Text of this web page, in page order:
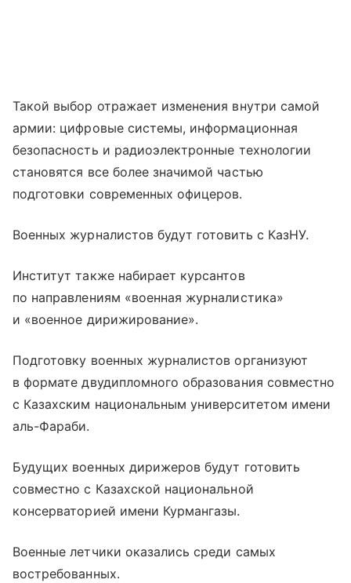
Такой выбор отражает изменения внутри самой
армии: цифровые системы, информационная
безопасность и радиоэлектронные технологии
становятся все более значимой частью
подготовки современных офицеров.
Военных журналистов будут готовить с КазНУ.
Институт также набирает курсантов
по направлениям «военная журналистика»
и «военное дирижирование».
Подготовку военных журналистов организуют
в формате двудипломного образования совместно
с Казахским национальным университетом имени
аль-Фараби.
Будущих военных дирижеров будут готовить
совместно с Казахской национальной
консерваторией имени Курмангазы.
Военные летчики оказались среди самых
востребованных.